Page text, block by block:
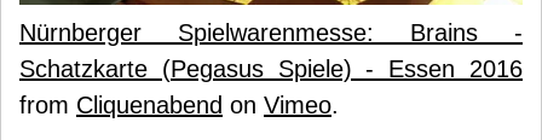
Nürnberger Spielwarenmesse: Brains -
Schatzkarte (Pegasus Spiele) - Essen 2016
from Cliquenabend on Vimeo.